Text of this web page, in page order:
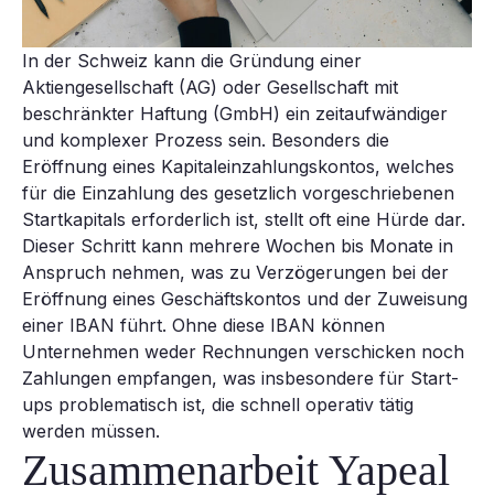
In der Schweiz kann die Gründung einer
Aktiengesellschaft (AG) oder Gesellschaft mit
beschränkter Haftung (GmbH) ein zeitaufwändiger
und komplexer Prozess sein. Besonders die
Eröffnung eines Kapitaleinzahlungskontos, welches
für die Einzahlung des gesetzlich vorgeschriebenen
Startkapitals erforderlich ist, stellt oft eine Hürde dar.
Dieser Schritt kann mehrere Wochen bis Monate in
Anspruch nehmen, was zu Verzögerungen bei der
Eröffnung eines Geschäftskontos und der Zuweisung
einer IBAN führt. Ohne diese IBAN können
Unternehmen weder Rechnungen verschicken noch
Zahlungen empfangen, was insbesondere für Start-
ups problematisch ist, die schnell operativ tätig
werden müssen.
Zusammenarbeit Yapeal